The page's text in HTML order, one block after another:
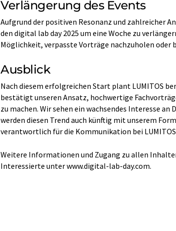
Verlängerung des Events
Aufgrund der positiven Resonanz und zahlreicher
den digital lab day 2025 um eine Woche zu
Möglichkeit, verpasste Vorträge nachzuholen oder
Ausblick
Nach diesem erfolgreichen Start plant LUMITOS
bestätigt unseren Ansatz, hochwertige
zu machen. Wir sehen ein wachsendes Interesse
werden diesen Trend auch künftig mit unserem
verantwortlich für die Kommunikation bei
Weitere Informationen und Zugang zu allen
Interessierte unter www.digital-lab-day.com.